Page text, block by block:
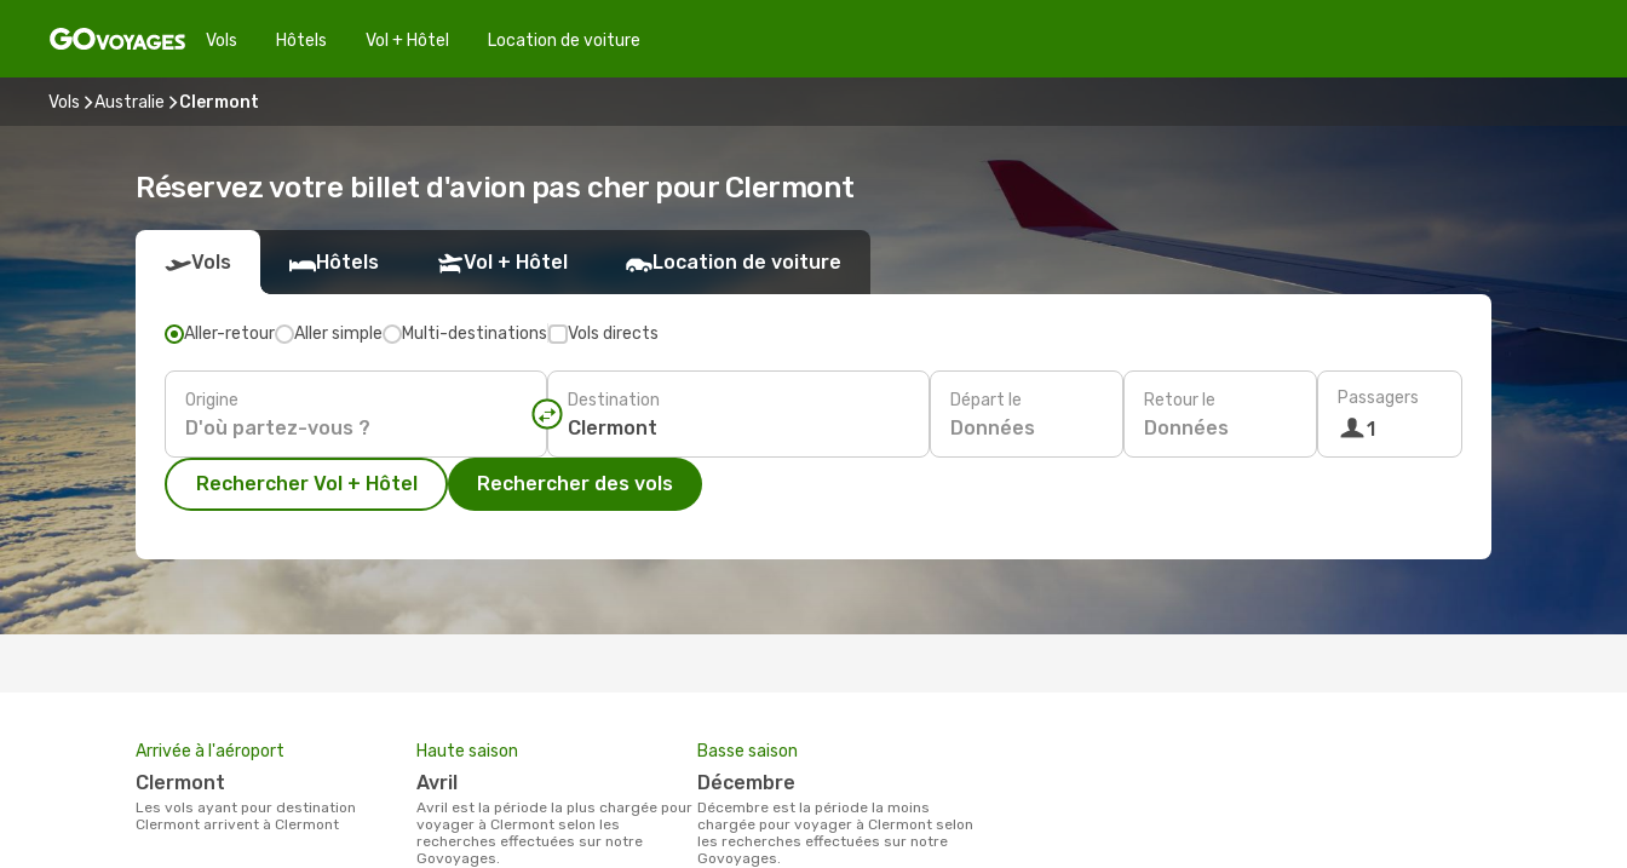
Vols Hôtels Vol + Hôtel Location de voiture
Vols Australie Clermont
Réservez votre billet d'avion pas cher pour Clermont
Vols Hôtels Vol + Hôtel Location de voiture
Aller-retour Aller simple Multi-destinations Vols directs
Origine Destination Départ le
Données
Retour le
Données
Passagers
1
Rechercher Vol + Hôtel Rechercher des vols
Arrivée à l'aéroport
Clermont
Les vols ayant pour destination
Clermont arrivent à Clermont
Haute saison
avril
avril est la période la plus chargée pour
voyager à Clermont selon les
recherches effectuées sur notre
Govoyages.
Basse saison
décembre
décembre est la période la moins
chargée pour voyager à Clermont selon
les recherches effectuées sur notre
Govoyages.